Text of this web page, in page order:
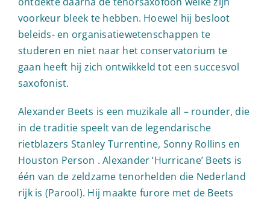
voorkeur bleek te hebben. Hoewel hij besloot
beleids- en organisatiewetenschappen te
studeren en niet naar het conservatorium te
gaan heeft hij zich ontwikkeld tot een succesvol
saxofonist.
Alexander Beets is een muzikale all – rounder, die
in de traditie speelt van de legendarische
rietblazers Stanley Turrentine, Sonny Rollins en
Houston Person . Alexander ‘Hurricane’ Beets is
één van de zeldzame tenorhelden die Nederland
rijk is (Parool). Hij maakte furore met de Beets